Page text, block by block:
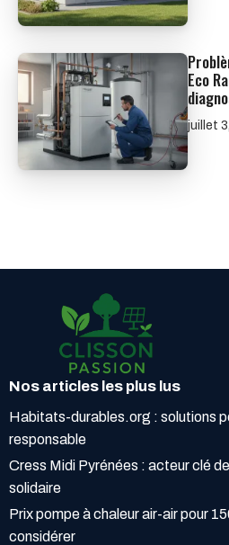
Eco
juillet
Nos articles les plus lus
Habitats-durables.org : solutions
responsable
Cress Midi Pyrénées : acteur clé
solidaire
Prix pompe à chaleur air-air pour
considérer